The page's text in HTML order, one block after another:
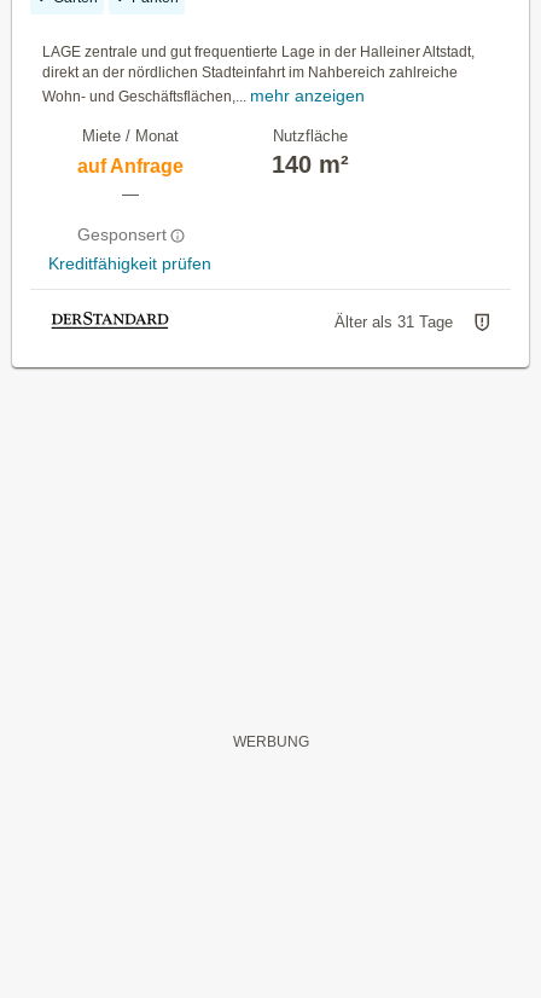
LAGE zentrale und gut frequentierte Lage in der Halleiner Altstadt,
direkt an der nördlichen Stadteinfahrt im Nahbereich zahlreiche
Wohn- und Geschäftsflächen,... mehr anzeigen
Miete / Monat
auf Anfrage
—
Gesponsert
Kreditfähigkeit prüfen
Nutzfläche
140 m²
Älter als 31 Tage